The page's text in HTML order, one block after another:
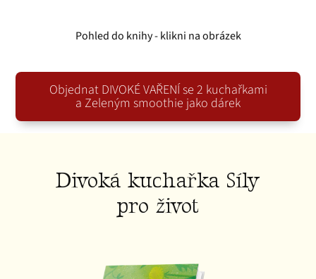
Pohled do knihy - klikni na obrázek
Objednat DIVOKÉ VAŘENÍ se 2 kuchařkami
a Zeleným smoothie jako dárek
Divoká kuchařka Síly
pro život